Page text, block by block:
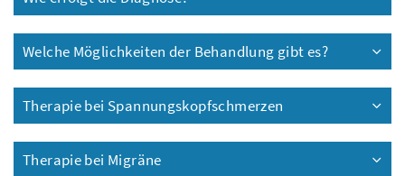
Welche Möglichkeiten der Behandlung gibt es?
Therapie bei Spannungskopfschmerzen
Therapie bei Migräne